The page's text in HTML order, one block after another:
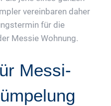
vereinbaren daher
für die
Messie Wohnung.
Messi-